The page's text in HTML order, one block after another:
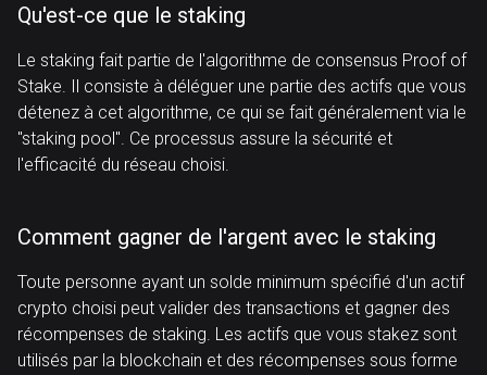
Qu'est-ce que le staking
Le staking fait partie de l'algorithme de consensus Proof of
Stake. Il consiste à déléguer une partie des actifs que vous
détenez à cet algorithme, ce qui se fait généralement via le
"staking pool". Ce processus assure la sécurité et
l'efficacité du réseau choisi.
Comment gagner de l'argent avec le staking
Toute personne ayant un solde minimum spécifié d'un actif
crypto choisi peut valider des transactions et gagner des
récompenses de staking. Les actifs que vous stakez sont
utilisés par la blockchain et des récompenses sous forme